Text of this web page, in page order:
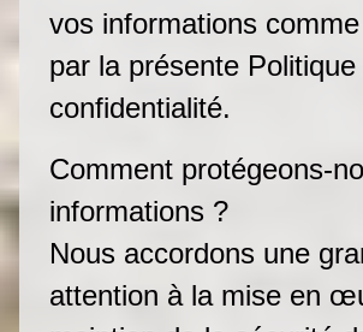
vos informations
par la présente Politique
confidentialité.
Comment protégeons-
informations ?
Nous accordons une
attention à la mise en